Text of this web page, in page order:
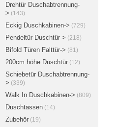
Drehtür Duschabtrennung-
> (143)
Eckig Duschkabinen-> (729)
Pendeltür Duschtür-> (218)
Bifold Türen Falttür-> (81)
200cm höhe Duschtür(12)
Schiebetür Duschabtrennung-
> (339)
Walk In Duschkabinen-> (809)
Duschtassen(14)
Zubehör(19)